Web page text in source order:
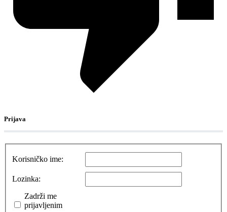
Prijava
Korisničko ime:
Lozinka:
Zadrži me
prijavljenim